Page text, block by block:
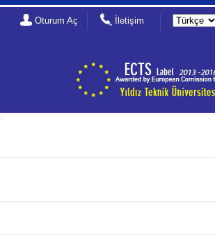
Oturum Aç İletişim